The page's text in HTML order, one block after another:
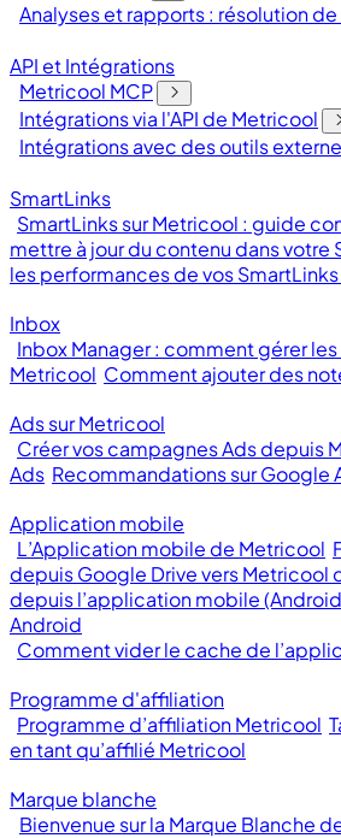
Analyses et rapports : résolution
API et Intégrations
Metricool MCP
Intégrations via l'API de Metricool
Intégrations avec des outils
SmartLinks
SmartLinks sur Metricool : guide
mettre à jour du contenu dans votre
les performances de vos
Inbox
Inbox Manager : comment gérer
Metricool Comment ajouter des
Ads sur Metricool
Créer vos campagnes Ads depuis
Ads Recommandations sur Google
Application mobile
L’Application mobile de Metricool
depuis Google Drive vers Metricool
depuis l’application mobile
Android
Comment vider le cache de
Programme d'affiliation
Programme d’affiliation Metricool
en tant qu’affilié Metricool
Marque blanche
Bienvenue sur la Marque Blanche